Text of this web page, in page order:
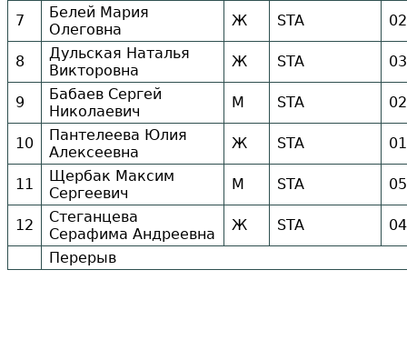
7
Белей Мария
Олеговна
Ж STA
8
Дульская Наталья
Викторовна
Ж STA
9
Бабаев Сергей
Николаевич
М STA
10
Пантелеева Юлия
Алексеевна
Ж STA
11
Щербак Максим
Сергеевич
М STA
12
Стеганцева
Серафима Андреевна
Ж STA
Перерыв